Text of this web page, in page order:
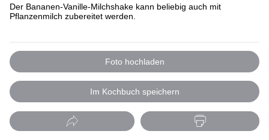
Der Bananen-Vanille-Milchshake kann beliebig auch mit
Pflanzenmilch zubereitet werden.
Foto hochladen
Im Kochbuch speichern